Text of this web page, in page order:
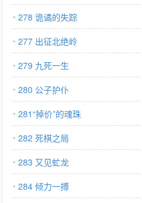
278 诡谲的失踪
277 出征北绝岭
279 九死一生
280 公子护仆
281“掉价”的魂珠
282 死棋之局
283 又见虻龙
284 倾力一搏